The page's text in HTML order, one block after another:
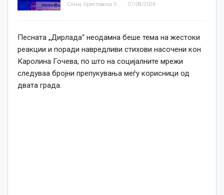
Соња Христовска Угриновска 07/08/2026
Песната „Дирлада“ неодамна беше тема на жестоки
реакции и поради навредливи стихови насочени кон
Каролина Гочева, по што на социјалните мрежи
следуваа бројни препукувања меѓу корисници од
двата града.